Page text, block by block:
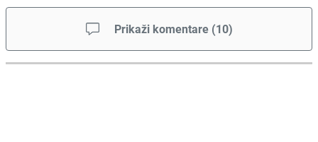
Prikaži komentare (10)